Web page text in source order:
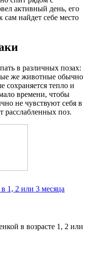
активный день, его
найдет себе место
в различных позах:
же животные обычно
сохраняется тепло и
времени, чтобы
не чувствуют себя в
расслабленных поз.
1, 2 или 3 месяца
в возрасте 1, 2 или